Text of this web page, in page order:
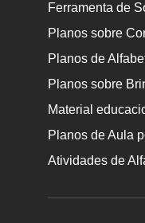
Ferramenta de
Planos sobre
Planos de
Planos sobre
Material
Planos de Aula
Atividades de